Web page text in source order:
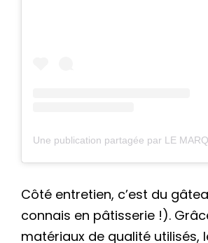
Une publication partagée par LE
Côté entretien, c’est du
connais en pâtisserie !).
matériaux de qualité utilisés,